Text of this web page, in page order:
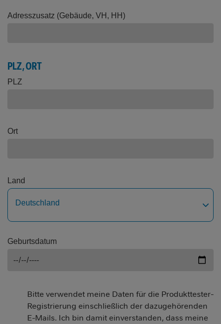
Adresszusatz (Gebäude, VH, HH)
PLZ, ORT
PLZ
Ort
Land
Deutschland
Geburtsdatum
Bitte verwendet meine Daten für die Produkttester-
Registrierung einschließlich der dazugehörenden
E-Mails. Ich bin damit einverstanden, dass meine